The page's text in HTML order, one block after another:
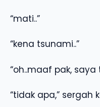
“mati..”
“kena tsunami..”
“oh..maaf pak, saya
“tidak apa,” sergah